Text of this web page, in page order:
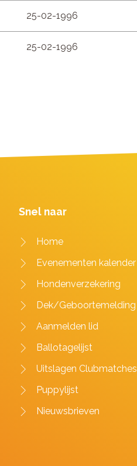
25-02-1996
25-02-1996
Snel naar
Home
Evenementen kalender
Hondenverzekering
Dek/Geboortemelding
Aanmelden lid
Ballotagelijst
Uitslagen Clubmatches
Puppylijst
Nieuwsbrieven